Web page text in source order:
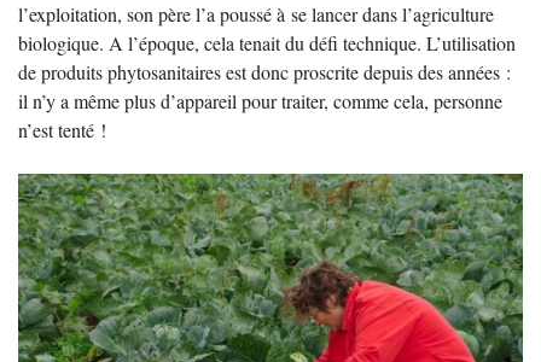
l’exploitation, son père l’a poussé à se lancer dans l’agriculture
biologique. A l’époque, cela tenait du défi technique. L’utilisation
de produits phytosanitaires est donc proscrite depuis des années :
il n’y a même plus d’appareil pour traiter, comme cela, personne
n’est tenté !